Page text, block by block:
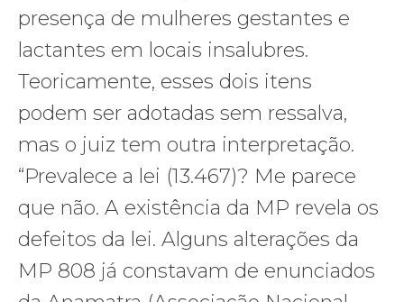
presença de mulheres gestantes e
lactantes em locais insalubres.
Teoricamente, esses dois itens
podem ser adotadas sem ressalva,
mas o juiz tem outra interpretação.
“Prevalece a lei (13.467)? Me parece
que não. A existência da MP revela os
defeitos da lei. Alguns alterações da
MP 808 já constavam de enunciados